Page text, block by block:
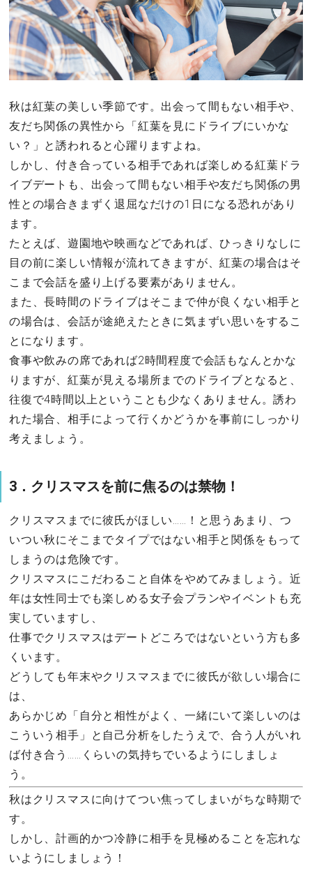
秋は紅葉の美しい季節です。出会って間もない相手や、
友だち関係の異性から「紅葉を見にドライブにいかな
い？」と誘われると心躍りますよね。
しかし、付き合っている相手であれば楽しめる紅葉ドラ
イブデートも、出会って間もない相手や友だち関係の男
性との場合きまずく退屈なだけの1日になる恐れがあり
ます。
たとえば、遊園地や映画などであれば、ひっきりなしに
目の前に楽しい情報が流れてきますが、紅葉の場合はそ
こまで会話を盛り上げる要素がありません。
また、長時間のドライブはそこまで仲が良くない相手と
の場合は、会話が途絶えたときに気まずい思いをするこ
とになります。
食事や飲みの席であれば2時間程度で会話もなんとかな
りますが、紅葉が見える場所までのドライブとなると、
往復で4時間以上ということも少なくありません。誘わ
れた場合、相手によって行くかどうかを事前にしっかり
考えましょう。
3．クリスマスを前に焦るのは禁物！
クリスマスまでに彼氏がほしい……！と思うあまり、つ
いつい秋にそこまでタイプではない相手と関係をもって
しまうのは危険です。
クリスマスにこだわること自体をやめてみましょう。近
年は女性同士でも楽しめる女子会プランやイベントも充
実していますし、
仕事でクリスマスはデートどころではないという方も多
くいます。
どうしても年末やクリスマスまでに彼氏が欲しい場合に
は、
あらかじめ「自分と相性がよく、一緒にいて楽しいのは
こういう相手」と自己分析をしたうえで、合う人がいれ
ば付き合う……くらいの気持ちでいるようにしましょ
う。
秋はクリスマスに向けてつい焦ってしまいがちな時期で
す。
しかし、計画的かつ冷静に相手を見極めることを忘れな
いようにしましょう！